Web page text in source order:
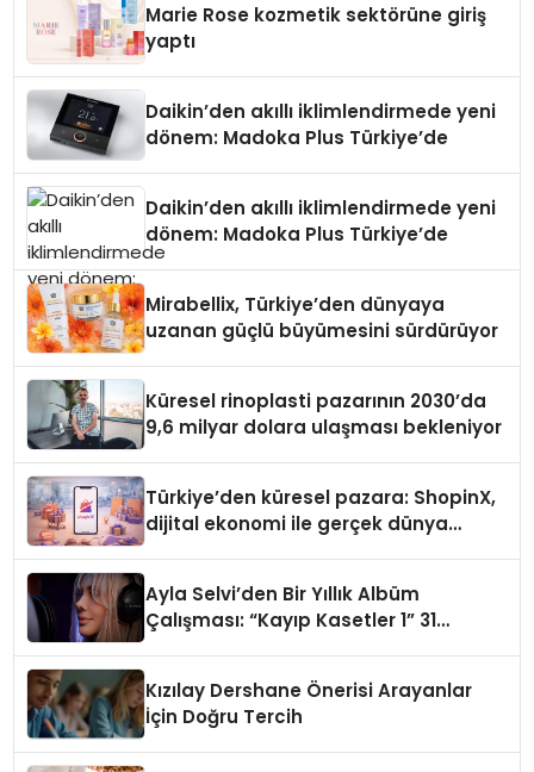
Marie Rose kozmetik sektörüne giriş
yaptı
Daikin’den akıllı iklimlendirmede yeni
dönem: Madoka Plus Türkiye’de
Daikin’den akıllı iklimlendirmede yeni
dönem: Madoka Plus Türkiye’de
Mirabellix, Türkiye’den dünyaya
uzanan güçlü büyümesini sürdürüyor
Küresel rinoplasti pazarının 2030’da
9,6 milyar dolara ulaşması bekleniyor
Türkiye’den küresel pazara: ShopinX,
dijital ekonomi ile gerçek dünya
Ayla Selvi’den Bir Yıllık Albüm
Çalışması: “Kayıp Kasetler 1” 31
Kızılay Dershane Önerisi Arayanlar
İçin Doğru Tercih